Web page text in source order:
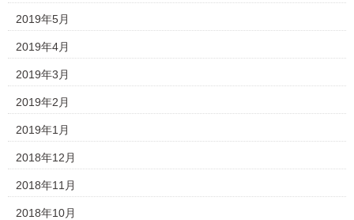
2019年5月
2019年4月
2019年3月
2019年2月
2019年1月
2018年12月
2018年11月
2018年10月